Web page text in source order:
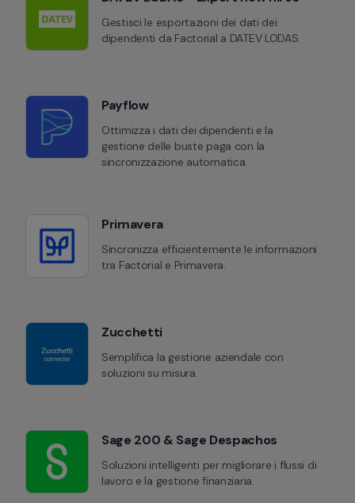
Gestisci le esportazioni dei dati dei
dipendenti da Factorial a DATEV LODAS.
Payflow
Ottimizza i dati dei dipendenti e la
gestione delle buste paga con la
sincronizzazione automatica.
Primavera
Sincronizza efficientemente le informazioni
tra Factorial e Primavera.
Zucchetti
Semplifica la gestione aziendale con
soluzioni su misura.
Sage 200 & Sage Despachos
Soluzioni intelligenti per migliorare i flussi di
lavoro e la gestione finanziaria.